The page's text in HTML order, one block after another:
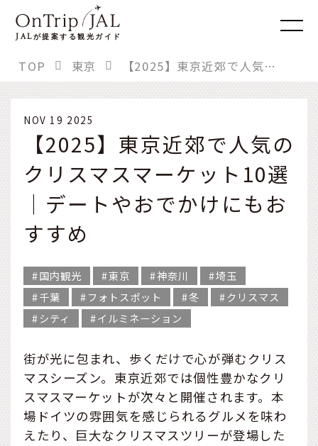
JALが提案する観光ガイド
TOP 東京 【2025】東京近郊で人気のクリスマスマーケット10選｜デートやおでかけにもおすすめ
NOV 19 2025
【2025】東京近郊で人気の
クリスマスマーケット10選
｜デートやおでかけにもお
すすめ
国内観光 東京 神奈川
埼玉
千葉
フォトスポット 冬
クリスマス
シティ
イルミネーション
街が光に包まれ、歩くだけで心が弾むクリス
マスシーズン。東京近郊では個性豊かなクリ
スマスマーケットが次々と開催されます。本
場ドイツの雰囲気を感じられるグルメを味わ
えたり、巨大なクリスマスツリーが登場した